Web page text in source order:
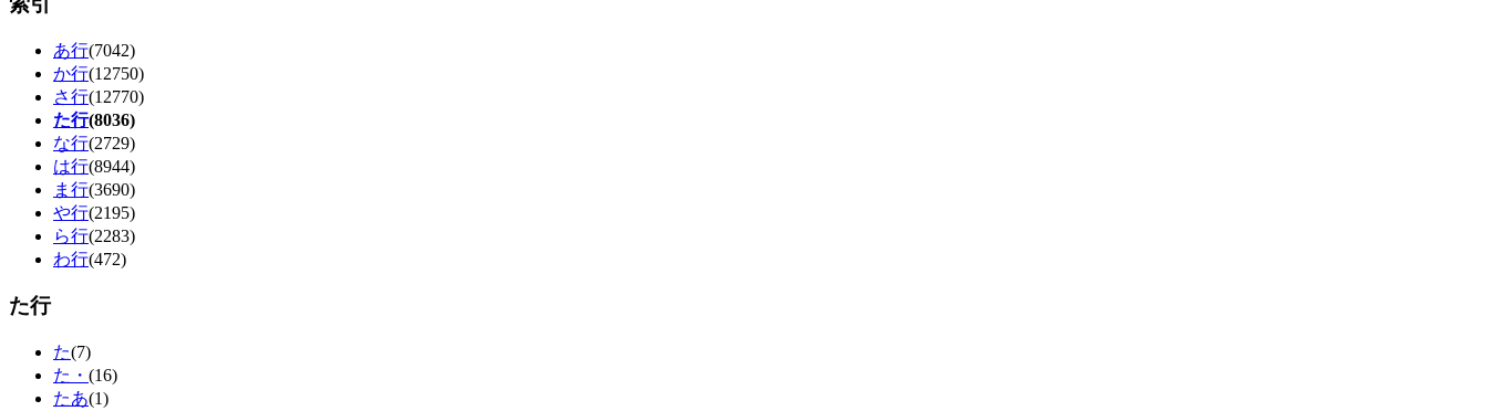
あ行(7042)
か行(12750)
さ行(12770)
た行(8036)
な行(2729)
は行(8944)
ま行(3690)
や行(2195)
ら行(2283)
わ行(472)
た行
た(7)
た・ (16)
たあ(1)